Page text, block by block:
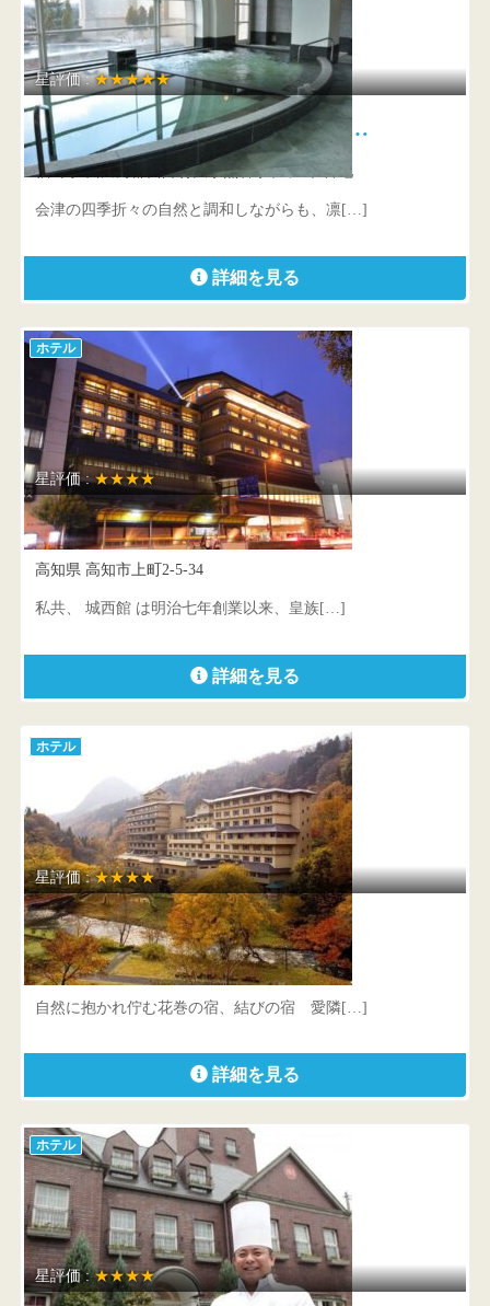
星評価 :★★★★★
グランドエクシブ那須白河 ザ・…
福島県 西白河郡西郷村大字熊倉字雀子山3番地
会津の四季折々の自然と調和しながらも、凛[…]
詳細を見る
ホテル
星評価 :★★★★
城西館
高知県 高知市上町2-5-34
私共、 城西館 は明治七年創業以来、皇族[…]
詳細を見る
ホテル
星評価 :★★★★
結びの宿 愛隣館
岩手県 花巻市鉛字西鉛23
自然に抱かれ佇む花巻の宿、結びの宿 愛隣[…]
詳細を見る
ホテル
星評価 :★★★★